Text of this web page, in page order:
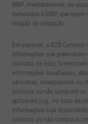
MBP, imediatamente, de
fornecidas à MBP, que
relação de utilização.
Em especial, o B2B Connect
informações que
discurso de ódio;
informações insultuosas,
obscenas, ameaçadoras ou
jurídicos ou não cumpram
aplicáveis (v.g., no caso de
informações cuja
jurídicos ou não cumpra ou